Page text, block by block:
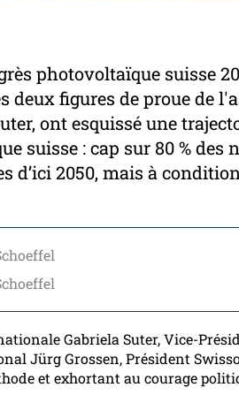
photovoltaïque suisse
deux figures de proue de
ont esquissé une
suisse : cap sur 80 % des
d’ici 2050, mais à
Gabriela Suter, Vice-
Jürg Grossen, Président
et exhortant au courage